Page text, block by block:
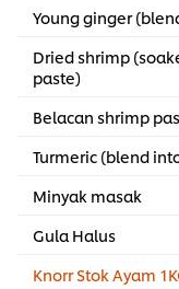
Young ginger
Dried shrimp
paste)
Belacan shrimp
Turmeric (blend
Minyak masak
Gula Halus
Knorr Stok Ayam